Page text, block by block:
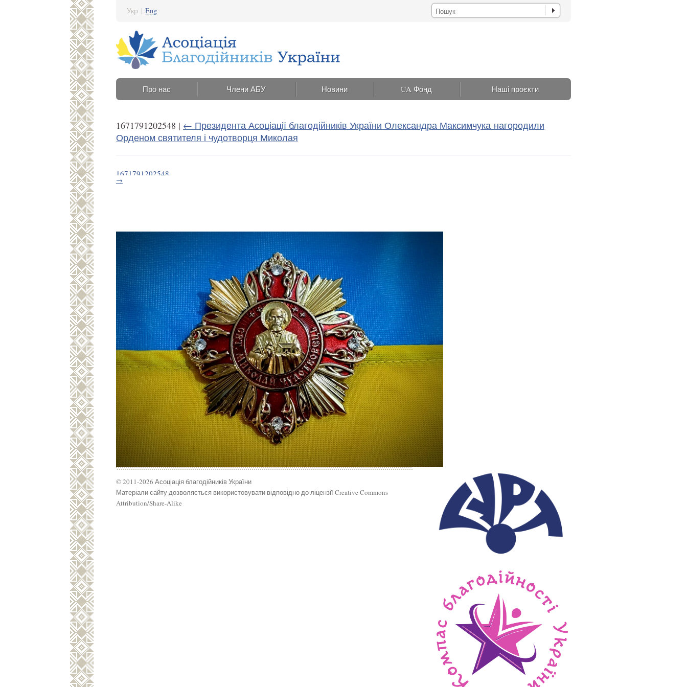
Укр | Eng
Про нас Члени АБУ Новини UA Фонд Наші проєкти
1671791202548 | ← Президента Асоціації благодійників України Олександра Максимчука нагородили
Орденом святителя і чудотворця Миколая
1671791202548
23 Грудня 2022 12:33
→
© 2011-2026 Асоціація благодійників України
Матеріали сайту дозволяється використовувати відповідно до ліцензії Creative Commons
Attribution/Share-Alike